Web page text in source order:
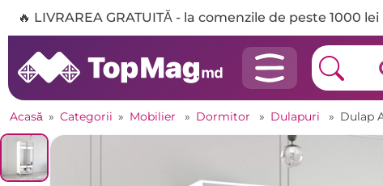
🔥 LIVRAREA GRATUITĂ - la comenzile de peste 1000 lei
Acasă » Categorii » Mobilier » Dormitor » Dulapuri » Dulap